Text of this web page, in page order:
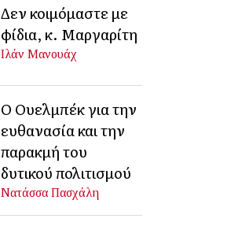
Δεν κοιμόμαστε με
φίδια, κ. Μαργαρίτη
Ιλάν Μανουάχ
Ο Ουελμπέκ για την
ευθανασία και την
παρακμή του
δυτικού πολιτισμού
Νατάσσα Πασχάλη